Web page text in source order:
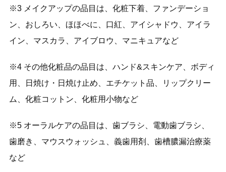
※3 メイクアップの品目は、化粧下着、ファンデーショ
ン、おしろい、ほほべに、口紅、アイシャドウ、アイラ
イン、マスカラ、アイブロウ、マニキュアなど
※4 その他化粧品の品目は、ハンド&スキンケア、ボディ
用、日焼け・日焼け止め、エチケット品、リップクリー
ム、化粧コットン、化粧用小物など
※5 オーラルケアの品目は、歯ブラシ、電動歯ブラシ、
歯磨き、マウスウォッシュ、義歯用剤、歯槽膿漏治療薬
など